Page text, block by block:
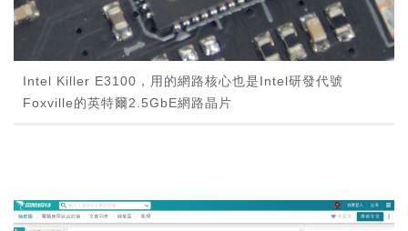
Intel Killer E3100，用的網路核心也是Intel研發代號
Foxville的英特爾2.5GbE網路晶片